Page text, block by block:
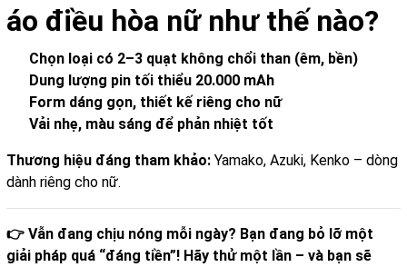
áo điều hòa nữ như thế nào?
Chọn loại có 2–3 quạt không chổi than (êm, bền)
Dung lượng pin tối thiểu 20.000 mAh
Form dáng gọn, thiết kế riêng cho nữ
Vải nhẹ, màu sáng để phản nhiệt tốt
Thương hiệu đáng tham khảo: Yamako, Azuki, Kenko – dòng
dành riêng cho nữ.
👉 Vẫn đang chịu nóng mỗi ngày? Bạn đang bỏ lỡ một
giải pháp quá “đáng tiền”! Hãy thử một lần – và bạn sẽ